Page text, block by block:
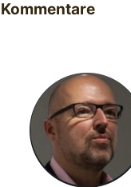
Kommentare